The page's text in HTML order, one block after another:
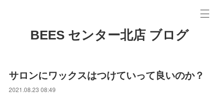
BEES センター北店 ブログ
サロンにワックスはつけていって良いのか？
2021.08.23 08:49